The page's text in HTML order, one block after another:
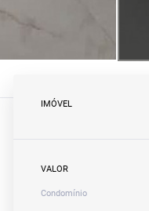
IMÓVEL
VALOR
Condomínio